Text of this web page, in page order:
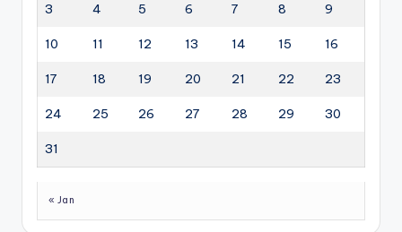
3 4 5 6 7 8 9
10 11 12 13 14 15 16
17 18 19 20 21 22 23
24 25 26 27 28 29 30
31
« Jan